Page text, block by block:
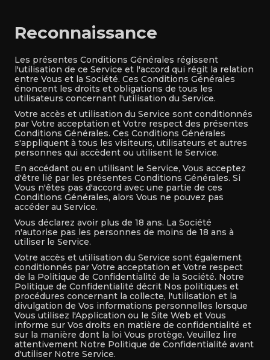
Reconnaissance
Les présentes Conditions Générales régissent
l'utilisation de ce Service et l'accord qui régit la relation
entre Vous et la Société. Ces Conditions Générales
énoncent les droits et obligations de tous les
utilisateurs concernant l'utilisation du Service.
Votre accès et utilisation du Service sont conditionnés
par Votre acceptation et Votre respect des présentes
Conditions Générales. Ces Conditions Générales
s'appliquent à tous les visiteurs, utilisateurs et autres
personnes qui accèdent ou utilisent le Service.
En accédant ou en utilisant le Service, Vous acceptez
d'être lié par les présentes Conditions Générales. Si
Vous n'êtes pas d'accord avec une partie de ces
Conditions Générales, alors Vous ne pouvez pas
accéder au Service.
Vous déclarez avoir plus de 18 ans. La Société
n'autorise pas les personnes de moins de 18 ans à
utiliser le Service.
Votre accès et utilisation du Service sont également
conditionnés par Votre acceptation et Votre respect
de la Politique de Confidentialité de la Société. Notre
Politique de Confidentialité décrit Nos politiques et
procédures concernant la collecte, l'utilisation et la
divulgation de Vos informations personnelles lorsque
Vous utilisez l'Application ou le Site Web et Vous
informe sur Vos droits en matière de confidentialité et
sur la manière dont la loi Vous protège. Veuillez lire
attentivement Notre Politique de Confidentialité avant
d'utiliser Notre Service.